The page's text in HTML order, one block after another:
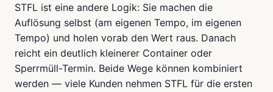
STFL ist eine andere Logik: Sie machen die
Auflösung selbst (am eigenen Tempo, im eigenen
Tempo) und holen vorab den Wert raus. Danach
reicht ein deutlich kleinerer Container oder
Sperrmüll-Termin. Beide Wege können kombiniert
werden — viele Kunden nehmen STFL für die ersten